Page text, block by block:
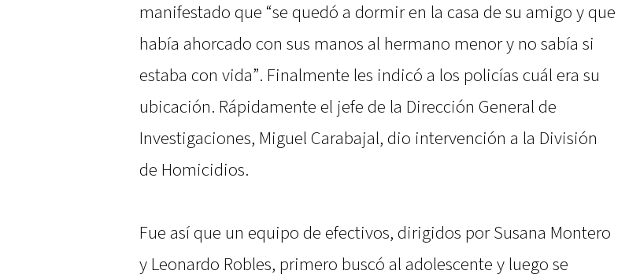
manifestado que “se quedó a dormir en la casa de su amigo y que
había ahorcado con sus manos al hermano menor y no sabía si
estaba con vida”. Finalmente les indicó a los policías cuál era su
ubicación. Rápidamente el jefe de la Dirección General de
Investigaciones, Miguel Carabajal, dio intervención a la División
de Homicidios.
Fue así que un equipo de efectivos, dirigidos por Susana Montero
y Leonardo Robles, primero buscó al adolescente y luego se